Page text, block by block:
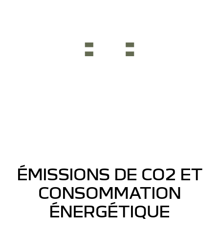
ÉMISSIONS DE CO2 ET
CONSOMMATION
ÉNERGÉTIQUE